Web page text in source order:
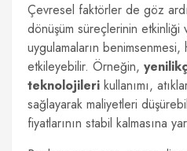
Çevresel faktörler de göz
dönüşüm süreçlerinin
uygulamaların
etkileyebilir. Örneğin,
teknolojileri kullanımı,
sağlayarak maliyetleri
fiyatlarının stabil kalmasına